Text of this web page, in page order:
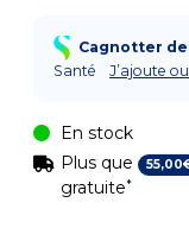
Cagnotter
Santé
J’ajoute
En stock
Plus que
55,00
gratuite*